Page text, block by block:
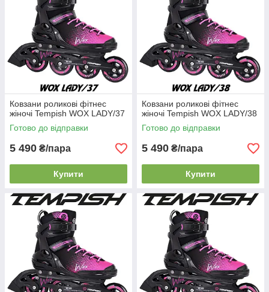
Ковзани роликові фітнес
жіночі Tempish WOX LADY/37
Готово до відправки
5 490 ₴/пара
Купити
Ковзани роликові фітнес
жіночі Tempish WOX LADY/38
Готово до відправки
5 490 ₴/пара
Купити